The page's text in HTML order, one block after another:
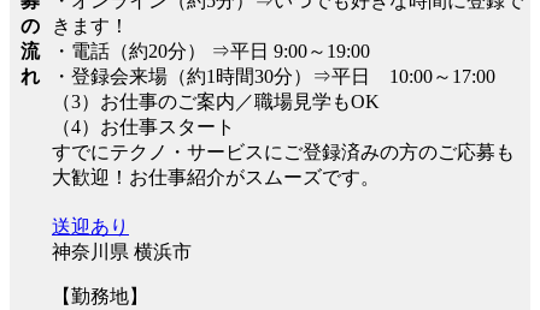
の
流
れ
きます！
・電話（約20分） ⇒平日 9:00～19:00
・登録会来場（約1時間30分）⇒平日 10:00～17:00
（3）お仕事のご案内／職場見学もOK
（4）お仕事スタート
すでにテクノ・サービスにご登録済みの方のご応募も
大歓迎！お仕事紹介がスムーズです。
送迎あり
神奈川県 横浜市
【勤務地】